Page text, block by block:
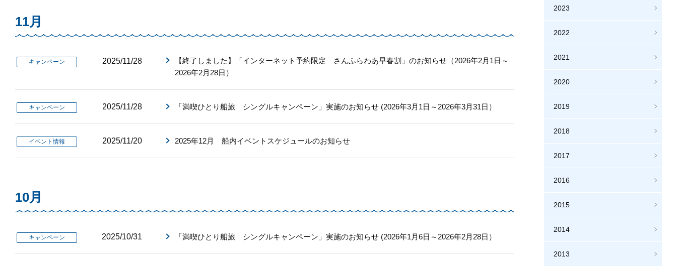
11月
キャンペーン 2025/11/28
【終了しました】「インターネット予約限定 さんふらわあ早春割」のお知らせ（2026年2月1日～
2026年2月28日）
キャンペーン 2025/11/28 「満喫ひとり船旅 シングルキャンペーン」実施のお知らせ (2026年3月1日～2026年3月31日）
イベント情報 2025/11/20 2025年12月 船内イベントスケジュールのお知らせ
10月
キャンペーン 2025/10/31 「満喫ひとり船旅 シングルキャンペーン」実施のお知らせ (2026年1月6日～2026年2月28日）
2023
2022
2021
2020
2019
2018
2017
2016
2015
2014
2013